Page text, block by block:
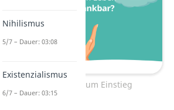
Deep Talk Fragen zum Einstieg
Nihilismus
5/7 – Dauer: 03:08
Existenzialismus
6/7 – Dauer: 03:15